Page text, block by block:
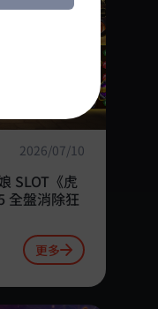
2026/07/10
SLOT《虎
全盤消除狂
更多